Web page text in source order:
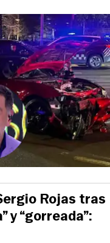
Rojas tras
y “gorreada”: